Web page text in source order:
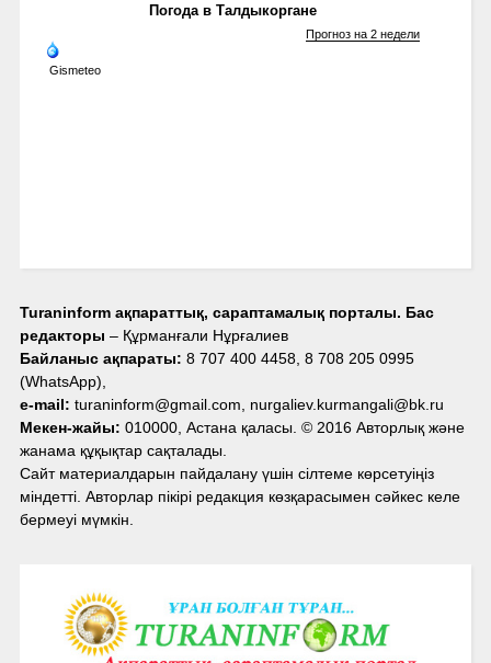
Погода в Талдыкоргане
Gismeteo
Прогноз на 2 недели
Turaninform ақпараттық, сараптамалық порталы. Бас
редакторы – Құрманғали Нұрғалиев
Байланыс ақпараты: 8 707 400 4458, 8 708 205 0995
(WhatsApp),
e-mail: turaninform@gmail.com, nurgaliev.kurmangali@bk.ru
Мекен-жайы: 010000, Астана қаласы. © 2016 Авторлық және
жанама құқықтар сақталады.
Сайт материалдарын пайдалану үшін сілтеме көрсетуіңіз
міндетті. Авторлар пікірі редакция көзқарасымен сәйкес келе
бермеуі мүмкін.